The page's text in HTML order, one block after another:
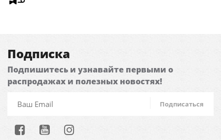
Подписка
Подпишитесь и узнавайте первыми о
распродажах и полезных новостях!
Подписаться